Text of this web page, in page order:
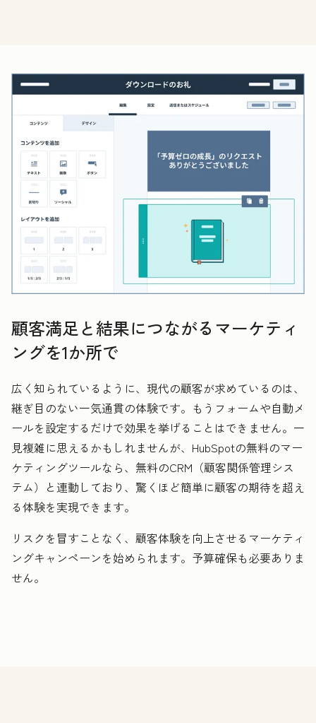
顧客満足と結果につながるマーケティ
ングを1か所で
広く知られているように、現代の顧客が求めているのは、
継ぎ目のない一気通貫の体験です。もうフォームや自動メ
ールを設定するだけで効果を挙げることはできません。一
見複雑に思えるかもしれませんが、HubSpotの無料のマー
ケティングツールなら、無料のCRM（顧客関係管理シス
テム）と連動しており、驚くほど簡単に顧客の期待を超え
る体験を実現できます。
リスクを冒すことなく、顧客体験を向上させるマーケティ
ングキャンペーンを始められます。予算確保も必要ありま
せん。